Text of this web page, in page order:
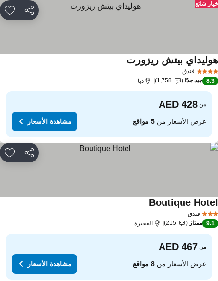
مشاركة
شائع
فندق
بيتش ريزورت
8.3 جيد جدًا 1,758 دبا
من
عرض الأسعار من5 مواقع مشاهدة الأسعار
مشاركة
فندق
Boutique
9.1 ممتاز 215 الفجيرة
من
عرض الأسعار من8 مواقع مشاهدة الأسعار